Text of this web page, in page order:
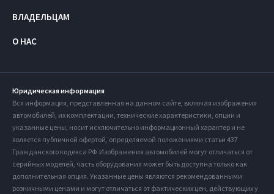
ВЛАДЕЛЬЦАМ
О НАС
Юридическая информация
Вся информация, представленная на данном сайте, включая изображения
автомобилей, их комплектации, технические характеристики, опции и
указанные цены, носит исключительно информационный характер и не
является публичной офертой, определяемой положениями статьи 437
Гражданского кодекса РФ. Изображения автомобилей могут отличаться от
серийных моделей, часть оборудования может быть доступна только как
дополнительная опция. Указанные цены являются рекомендованными
розничными ценами и могут отличаться от фактических цен, действующих у